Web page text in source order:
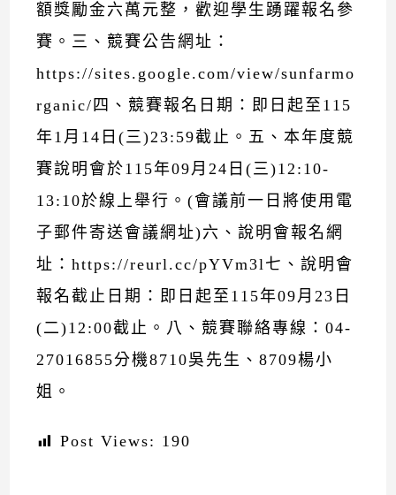
額獎勵金六萬元整，歡迎學生踴躍報名參
賽。三、競賽公告網址：
https://sites.google.com/view/sunfarmo
rganic/四、競賽報名日期：即日起至115
年1月14日(三)23:59截止。五、本年度競
賽說明會於115年09月24日(三)12:10-
13:10於線上舉行。(會議前一日將使用電
子郵件寄送會議網址)六、說明會報名網
址：https://reurl.cc/pYVm3l七、說明會
報名截止日期：即日起至115年09月23日
(二)12:00截止。八、競賽聯絡專線：04-
27016855分機8710吳先生、8709楊小
姐。
Post Views: 190